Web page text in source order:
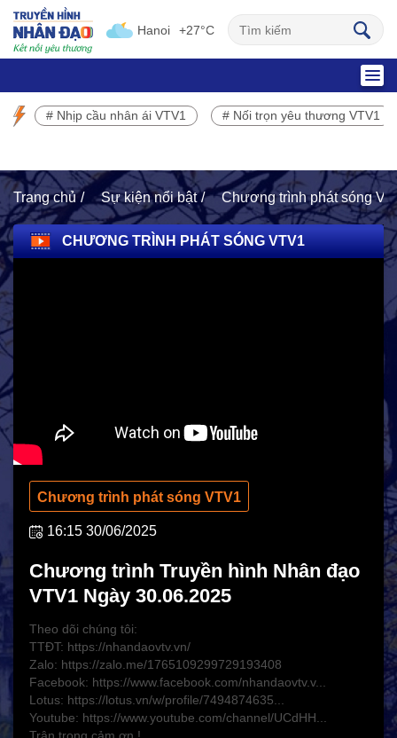
Hanoi +27°C
SỰ KIỆN NỔI BẬT
Hoạt động nhân đạo cả nước
CHÍNH SÁCH AN SINH
Giảm nghèo bền vững
Xây dựng Nông thôn mới
# Nhịp cầu nhân ái VTV1 # Nối trọn yêu thương VTV1
Trang chủ Sự kiện nổi bật Chương trình phát sóng
CHƯƠNG TRÌNH PHÁT SÓNG VTV1
Chương trình phát sóng VTV1
16:15 30/06/2025
Chương trình Truyền hình Nhân đạo
VTV1 Ngày 30.06.2025
Theo dõi chúng tôi:
TTĐT: https://nhandaovtv.vn/
Zalo: https://zalo.me/1765109299729193408
Facebook: https://www.facebook.com/nhandaovtv.v...
Lotus: https://lotus.vn/w/profile/7494874635...
Youtube: https://www.youtube.com/channel/UCdHH...